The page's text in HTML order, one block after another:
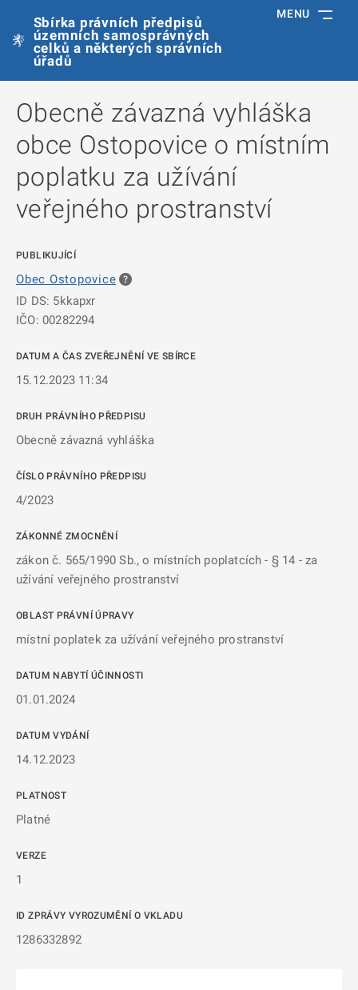
Sbírka právních předpisů
územních samosprávných
celků a některých správních
úřadů
MENU
Obecně závazná vyhláška
obce Ostopovice o místním
poplatku za užívání
veřejného prostranství
PUBLIKUJÍCÍ
Obec Ostopovice
ID DS: 5kkapxr
IČO: 00282294
DATUM A ČAS ZVEŘEJNĚNÍ VE SBÍRCE
15.12.2023 11:34
DRUH PRÁVNÍHO PŘEDPISU
Obecně závazná vyhláška
ČÍSLO PRÁVNÍHO PŘEDPISU
4/2023
ZÁKONNÉ ZMOCNĚNÍ
zákon č. 565/1990 Sb., o místních poplatcích - § 14 - za
užívání veřejného prostranství
OBLAST PRÁVNÍ ÚPRAVY
místní poplatek za užívání veřejného prostranství
DATUM NABYTÍ ÚČINNOSTI
01.01.2024
DATUM VYDÁNÍ
14.12.2023
PLATNOST
Platné
VERZE
1
ID ZPRÁVY VYROZUMĚNÍ O VKLADU
1286332892